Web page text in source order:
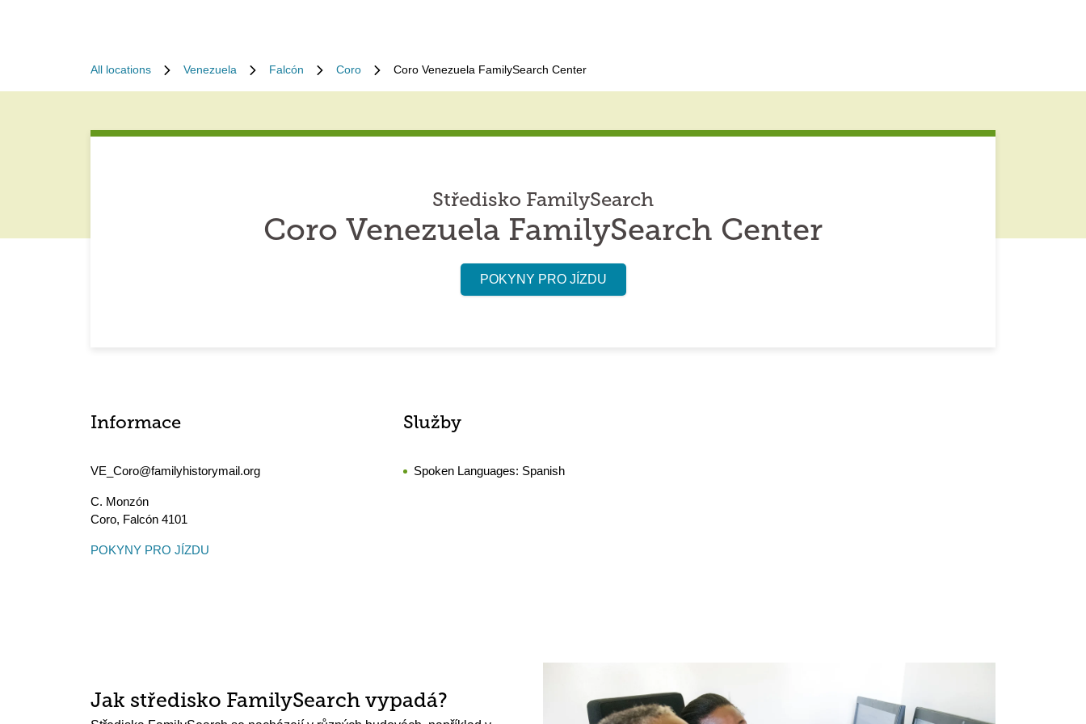
All locations Venezuela Falcón Coro Coro Venezuela FamilySearch Center
Středisko FamilySearch
Coro Venezuela FamilySearch Center
POKYNY PRO JÍZDU
Informace
VE_Coro@familyhistorymail.org
C. Monzón
Coro, Falcón 4101
POKYNY PRO JÍZDU
Služby
Spoken Languages: Spanish
Jak středisko FamilySearch vypadá?